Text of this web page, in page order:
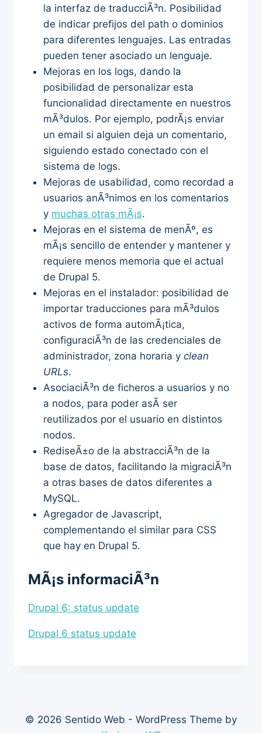
la interfaz de traducciÃ³n. Posibilidad
de indicar prefijos del path o dominios
para diferentes lenguajes. Las entradas
pueden tener asociado un lenguaje.
Mejoras en los logs, dando la
posibilidad de personalizar esta
funcionalidad directamente en nuestros
mÃ³dulos. Por ejemplo, podrÃ¡s enviar
un email si alguien deja un comentario,
siguiendo estado conectado con el
sistema de logs.
Mejoras de usabilidad, como recordad a
usuarios anÃ³nimos en los comentarios
y muchas otras mÃ¡s.
Mejoras en el sistema de menÃº, es
mÃ¡s sencillo de entender y mantener y
requiere menos memoria que el actual
de Drupal 5.
Mejoras en el instalador: posibilidad de
importar traducciones para mÃ³dulos
activos de forma automÃ¡tica,
configuraciÃ³n de las credenciales de
administrador, zona horaria y clean
URLs.
AsociaciÃ³n de ficheros a usuarios y no
a nodos, para poder asÃ­ ser
reutilizados por el usuario en distintos
nodos.
RediseÃ±o de la abstracciÃ³n de la
base de datos, facilitando la migraciÃ³n
a otras bases de datos diferentes a
MySQL.
Agregador de Javascript,
complementando el similar para CSS
que hay en Drupal 5.
MÃ¡s informaciÃ³n
Drupal 6: status update
Drupal 6 status update
© 2026 Sentido Web - WordPress Theme by